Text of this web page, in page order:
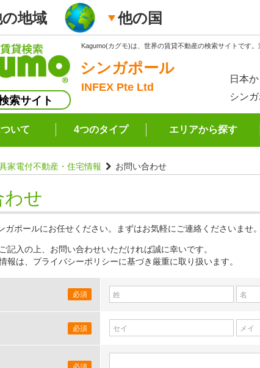
地域 他の国
索サイト
Kagumo(カグモ)は、世界の賃貸不動産の検索サイトです
シンガポール
INFEX Pte Ltd
日本
シン
いて 4つのタイプ エリアから探す
家電付不動産・住宅情報 お問い合わせ
わせ
ガポールにお任せください。まずはお気軽にご連絡くださいませ。
記入の上、お問い合わせいただければ誠に幸いです。
報は、プライバシーポリシーに基づき厳重に取り扱います。
必須
必須